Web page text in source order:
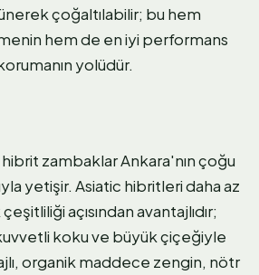
çoğaltılabilir; bu hem
hem de en iyi performans
yolüdür.
zambaklar Ankara'nın çoğu
yetişir. Asiatic hibritleri daha az
açısından avantajlıdır;
koku ve büyük çiçeğiyle
organik maddece zengin, nötr